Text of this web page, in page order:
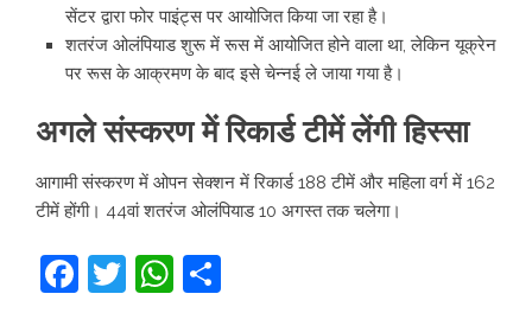
सेंटर द्वारा फोर पाइंट्स पर आयोजित किया जा रहा है।
शतरंज ओलंपियाड शुरू में रूस में आयोजित होने वाला था, लेकिन यूक्रेन
पर रूस के आक्रमण के बाद इसे चेन्नई ले जाया गया है।
अगले संस्करण में रिकार्ड टीमें लेंगी हिस्सा
आगामी संस्करण में ओपन सेक्शन में रिकार्ड 188 टीमें और महिला वर्ग में 162
टीमें होंगी। 44वां शतरंज ओलंपियाड 10 अगस्त तक चलेगा।
Facebook
TwitterWhatsApp